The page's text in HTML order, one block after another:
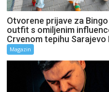
Otvorene prijave za
outfit s omiljenim
Crvenom tepihu Sarajevo
Magazin